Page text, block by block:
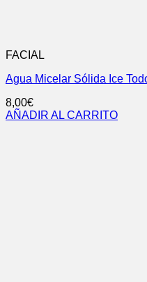
FACIAL
Agua Micelar Sólida Ice
8,00€
AÑADIR AL CARRITO